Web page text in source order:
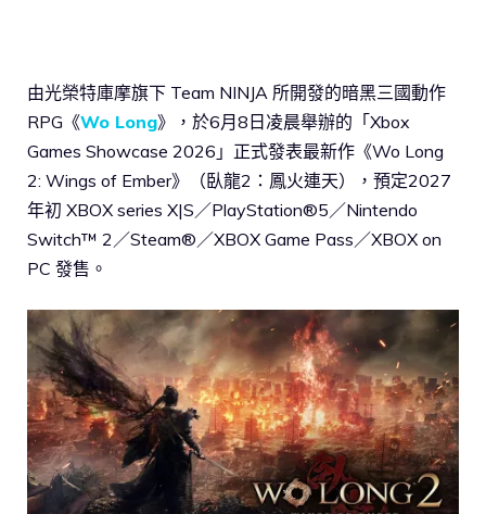
由光榮特庫摩旗下 Team NINJA 所開發的暗黑三國動作
RPG《Wo Long》，於6月8日凌晨舉辦的「Xbox
Games Showcase 2026」正式發表最新作《Wo Long
2: Wings of Ember》（臥龍2：鳳火連天），預定2027
年初 XBOX series X|S／PlayStation®5／Nintendo
Switch™ 2／Steam®／XBOX Game Pass／XBOX on
PC 發售。